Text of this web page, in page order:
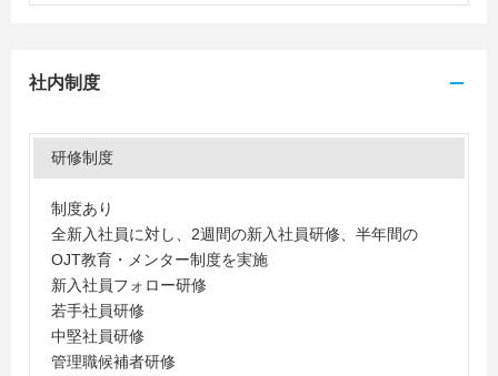
社内制度
研修制度
制度あり
全新入社員に対し、2週間の新入社員研修、半年間の
OJT教育・メンター制度を実施
新入社員フォロー研修
若手社員研修
中堅社員研修
管理職候補者研修